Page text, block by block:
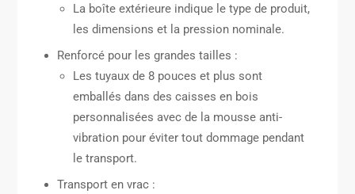
La boîte extérieure indique le type de produit,
les dimensions et la pression nominale.
Renforcé pour les grandes tailles :
Les tuyaux de 8 pouces et plus sont
emballés dans des caisses en bois
personnalisées avec de la mousse anti-
vibration pour éviter tout dommage pendant
le transport.
Transport en vrac :